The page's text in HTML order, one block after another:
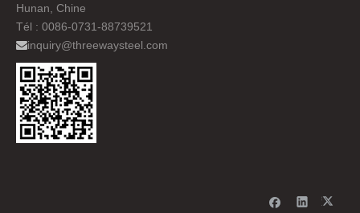
Hunan, Chine
Tél : 0086-0731-88739521
inquiry@threewaysteel.com